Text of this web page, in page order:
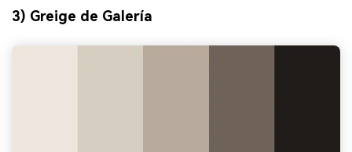
3) Greige de Galería